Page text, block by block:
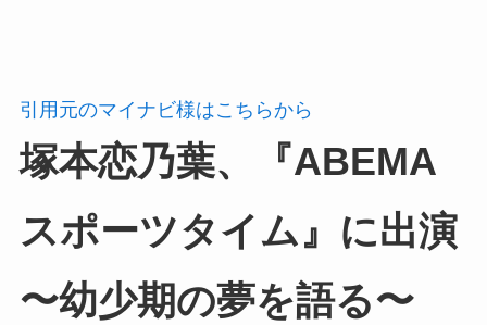
引用元のマイナビ様はこちらから
塚本恋乃葉、『ABEMA
スポーツタイム』に出演
〜幼少期の夢を語る〜